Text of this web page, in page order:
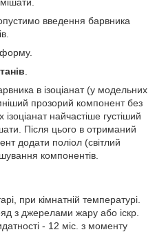
введення барвника
в ізоціанат (у модельних
прозорий компонент без
найчастіше густіший
Після цього в отриманий
додати поліол (світлий
компонентів.
при кімнатній температурі.
з джерелами жару або іскр.
- 12 міс. з моменту